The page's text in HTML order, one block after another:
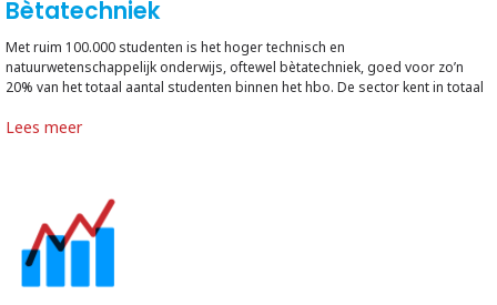
Bètatechniek
Met ruim 100.000 studenten is het hoger technisch en
natuurwetenschappelijk onderwijs, oftewel bètatechniek, goed voor zo’n
20% van het totaal aantal studenten binnen het hbo. De sector kent in totaal
opleidingen, 20 duale opleidingsvarianten, 38 associate degree-
Lees meer